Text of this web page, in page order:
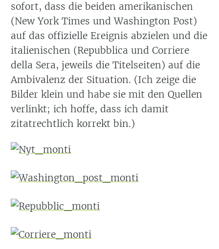
sofort, dass die beiden amerikanischen
(New York Times und Washington Post)
auf das offizielle Ereignis abzielen und die
italienischen (Repubblica und Corriere
della Sera, jeweils die Titelseiten) auf die
Ambivalenz der Situation. (Ich zeige die
Bilder klein und habe sie mit den Quellen
verlinkt; ich hoffe, dass ich damit
zitatrechtlich korrekt bin.)